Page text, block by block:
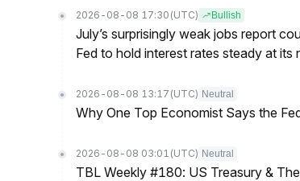
2026-08-08 17:30 (UTC) Bullish
July’s surprisingly weak jobs report
Fed to hold interest rates steady at its
2026-08-08 13:17 (UTC) Neutral
Why One Top Economist Says the
2026-08-08 03:01 (UTC) Neutral
TBL Weekly #180: US Treasury &